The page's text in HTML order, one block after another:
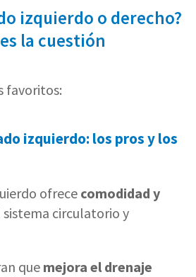
izquierdo o derecho?
la cuestión
favoritos:
izquierdo: los pros y los
ofrece comodidad y
sistema circulatorio y
que mejora el drenaje